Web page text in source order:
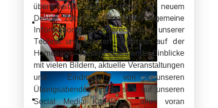
überarbeitet und erstrahlt in neuem
Design. Zukünftig finden sich allgemeine
Informationen zu unserer Einheit, unserer
Technik und unseren Einsätzen auf der
Homepage.Weitere spannende Einblicke
mit vielen Bildern, aktuelle Veranstaltungen
und Eindrücke von unseren
Übungsabenden finden sich auf unseren
Social Media Kanälen - allen voran